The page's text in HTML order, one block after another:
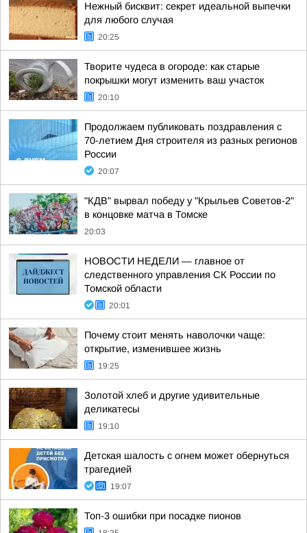
Нежный бисквит: секрет идеальной выпечки
для любого случая
20:25
Творите чудеса в огороде: как старые
покрышки могут изменить ваш участок
20:10
Продолжаем публиковать поздравления с
70-летием Дня строителя из разных регионов
России
20:07
"КДВ" вырвал победу у "Крыльев Советов-2"
в концовке матча в Томске
20:03
НОВОСТИ НЕДЕЛИ — главное от
следственного управления СК России по
Томской области
20:01
Почему стоит менять наволочки чаще:
открытие, изменившее жизнь
19:25
Золотой хлеб и другие удивительные
деликатесы
19:10
Детская шалость с огнем может обернуться
трагедией
19:07
Топ-3 ошибки при посадке пионов